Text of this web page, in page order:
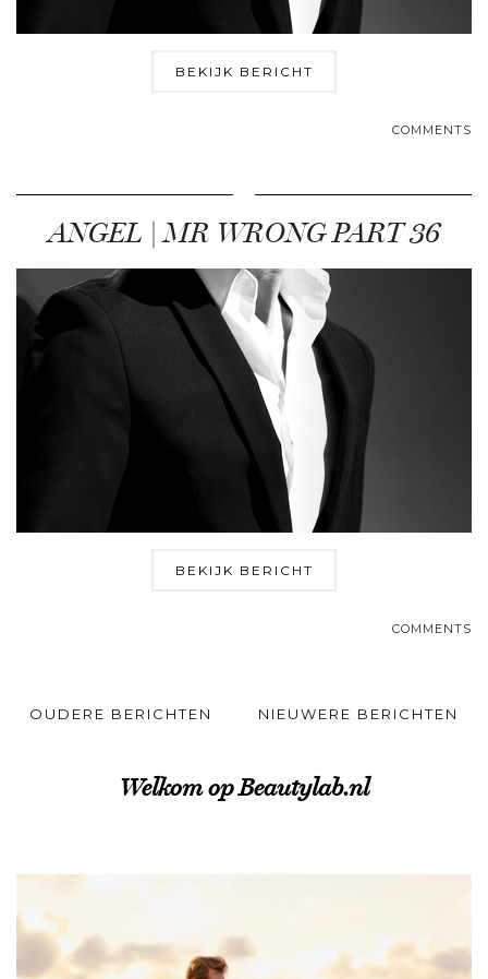
BEKIJK BERICHT
COMMENTS
ANGEL | MR WRONG PART 36
BEKIJK BERICHT
COMMENTS
OUDERE BERICHTEN NIEUWERE BERICHTEN
Welkom op Beautylab.nl